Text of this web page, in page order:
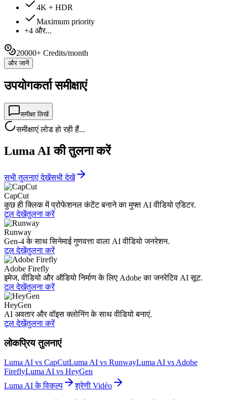
4K + HDR
Maximum priority
+4 और...
20000+ Credits/month
और जानें
उपयोगकर्ता समीक्षाएं
समीक्षा लिखें
समीक्षाएं लोड हो रही हैं...
Luma AI की तुलना करें
सभी तुलनाएं देखेंसभी देखें
CapCut
कुछ ही क्लिक में प्रोफेशनल कंटेंट बनाने का मुफ्त AI वीडियो एडिटर.
टूल देखेंतुलना करें
Runway
Gen-4 के साथ सिनेमाई गुणवत्ता वाला AI वीडियो जनरेशन.
टूल देखेंतुलना करें
Adobe Firefly
इमेज, वीडियो और ऑडियो निर्माण के लिए Adobe का जनरेटिव AI सूट.
टूल देखेंतुलना करें
HeyGen
AI अवतार और वॉइस क्लोनिंग के साथ वीडियो बनाएं.
टूल देखेंतुलना करें
लोकप्रिय तुलनाएं
Luma AI vs CapCutLuma AI vs RunwayLuma AI vs Adobe
FireflyLuma AI vs HeyGen
Luma AI के विकल्प
श्रेणी Vidéo